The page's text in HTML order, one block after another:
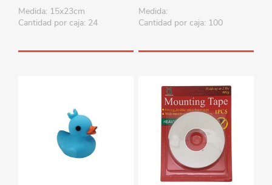
Medida: 15x23cm
Cantidad por caja: 24
Medida:
Cantidad por caja: 100